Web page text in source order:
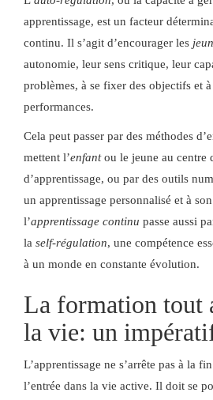
apprentissage, est un facteur
continu. Il s’agit d’encourager les
autonomie, leur sens critique, leur
problèmes, à se fixer des objectifs et
performances.
Cela peut passer par des méthodes
mettent l’enfantou le jeune au centre
d’apprentissage, ou par des outils
un apprentissage personnalisé et à
l’apprentissage continu passe aussi
la self-régulation, une compétence
à un monde en constante évolution.
La formation tout
la vie: un
L’apprentissage ne s’arrête pas à la
l’entrée dans la vie active. Il doit se